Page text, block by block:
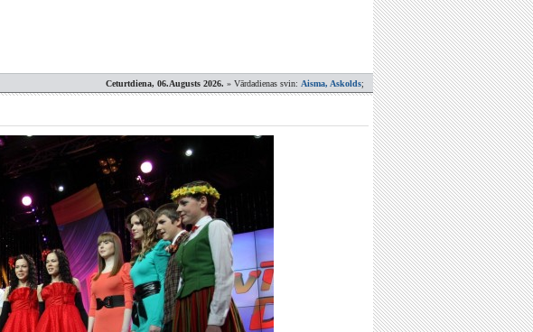
Ceturtdiena, 06.Augusts 2026. » Vārdadienas svin: Aisma, Askolds;